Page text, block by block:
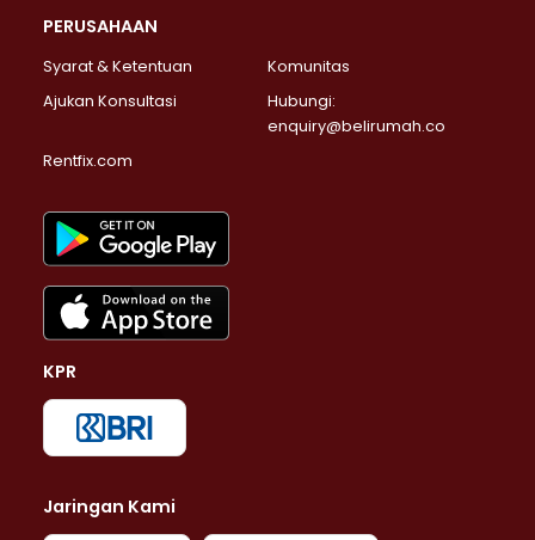
PERUSAHAAN
Syarat & Ketentuan
Komunitas
Ajukan Konsultasi
Hubungi:
enquiry@belirumah.co
Rentfix.com
KPR
Jaringan Kami